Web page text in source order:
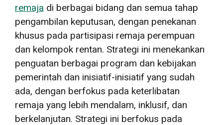
remaja di berbagai bidang dan semua tahap
pengambilan keputusan, dengan penekanan
khusus pada partisipasi remaja perempuan
dan kelompok rentan. Strategi ini menekankan
penguatan berbagai program dan kebijakan
pemerintah dan inisiatif-inisiatif yang sudah
ada, dengan berfokus pada keterlibatan
remaja yang lebih mendalam, inklusif, dan
berkelanjutan. Strategi ini berfokus pada